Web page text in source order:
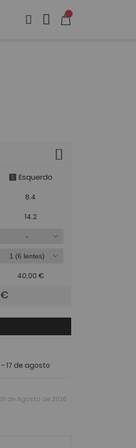
Esquerdo
8.4
14.2
40,00 €
€
17 de agosto
de Agosto de 2026